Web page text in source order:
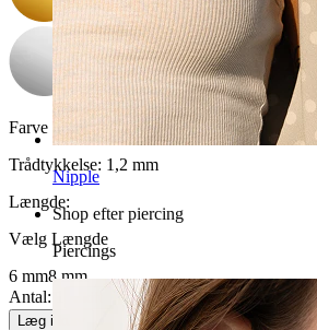
Nipple
Shop efter piercing
Piercings
Farve på sten: Klar
Trådtykkelse: 1,2 mm
Længde:
Vælg Længde
6 mm8 mm
Antal: 1
Læg i kurv